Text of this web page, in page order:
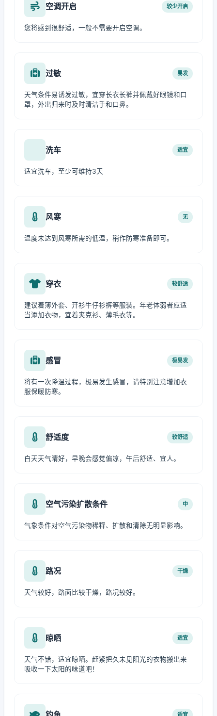
空调开启 较少开启
您将感到很舒适，一般不需要开启空调。
过敏 易发
天气条件易诱发过敏，宜穿长衣长裤并佩戴好眼镜和口
罩，外出归来时及时清洁手和口鼻。
洗车 适宜
适宜洗车，至少可维持3天
风寒 无
温度未达到风寒所需的低温，稍作防寒准备即可。
穿衣 较舒适
建议着薄外套、开衫牛仔衫裤等服装。年老体弱者应适
当添加衣物，宜着夹克衫、薄毛衣等。
感冒 极易发
将有一次降温过程，极易发生感冒，请特别注意增加衣
服保暖防寒。
舒适度 较舒适
白天天气晴好，早晚会感觉偏凉，午后舒适、宜人。
空气污染扩散条件 中
气象条件对空气污染物稀释、扩散和清除无明显影响。
路况 干燥
天气较好，路面比较干燥，路况较好。
晾晒 适宜
天气不错，适宜晾晒。赶紧把久未见阳光的衣物搬出来
吸收一下太阳的味道吧！
适宜